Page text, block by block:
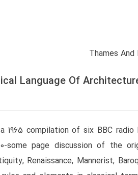
Language Of
1965 compilation of six BBC
some page discussion of the
Renaissance, Mannerist,